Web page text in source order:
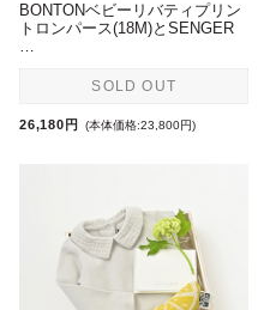
BONTONベビーリバティプリン
トロンパース(18M)とSENGER
…
SOLD OUT
26,180円 (本体価格:23,800円)